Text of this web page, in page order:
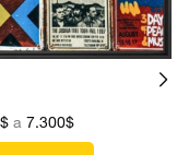
a 7.300$